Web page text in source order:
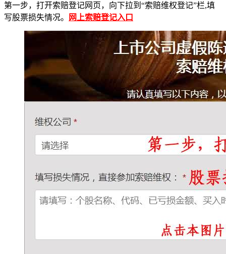
第一步，打开索赔登记网页，向下拉到“索赔维权登记”栏,填
写股票损失情况。
网上索赔登记入口